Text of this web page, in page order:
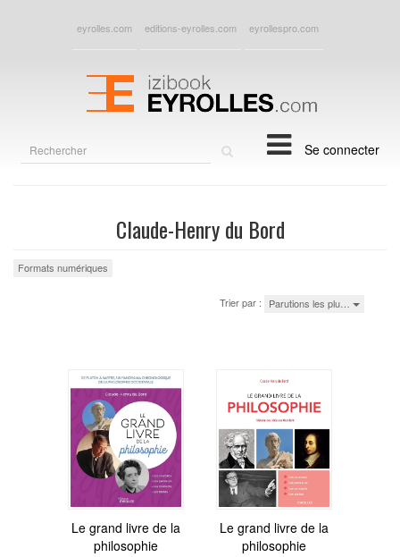
eyrolles.com editions-eyrolles.com eyrollespro.com
Se connecter
Claude-Henry du Bord
Formats numériques
Trier par : Parutions les plu…
Le grand livre de la
philosophie
Le grand livre de la
philosophie